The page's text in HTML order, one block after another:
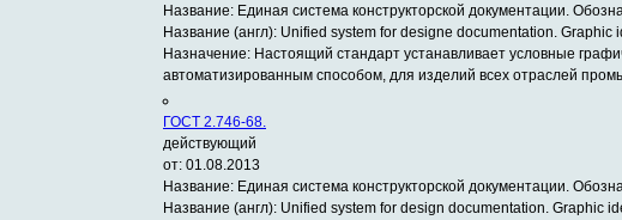
Название: Единая система конструкторской документации.
Название (англ): Unified system for designe documentation.
Назначение: Настоящий стандарт устанавливает условные
автоматизированным способом, для изделий всех отраслей
ГОСТ 2.746-68.
действующий
от: 01.08.2013
Название: Единая система конструкторской документации.
Название (англ): Unified system for design documentation. Graphic